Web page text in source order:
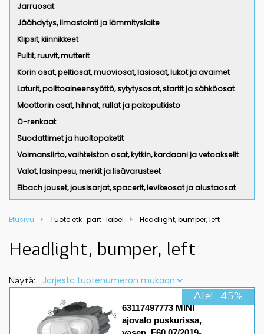
Jarruosat
Jäähdytys, ilmastointi ja lämmityslaite
Klipsit, kiinnikkeet
Pultit, ruuvit, mutterit
Korin osat, peltiosat, muoviosat, lasiosat, lukot ja avaimet
Laturit, polttoaineensyöttö, sytytysosat, startit ja sähköosat
Moottorin osat, hihnat, rullat ja pakoputkisto
O-renkaat
Suodattimet ja huoltopaketit
Voimansiirto, vaihteiston osat, kytkin, kardaani ja vetoakselit
Valot, lasinpesu, merkit ja lisävarusteet
Eibach jouset, jousisarjat, spacerit, levikeosat ja alustaosat
Etusivu Tuote etk_part_label Headlight, bumper, left
Headlight, bumper, left
Näytä:
Ale! -45%
63117497773 MINI
ajovalo puskurissa,